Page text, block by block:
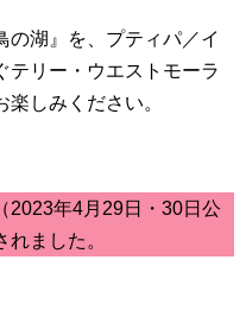
の湖』を、プティパ／イ
テリー・ウエストモーラ
しみください。
2023年4月29日・30日公
ました。